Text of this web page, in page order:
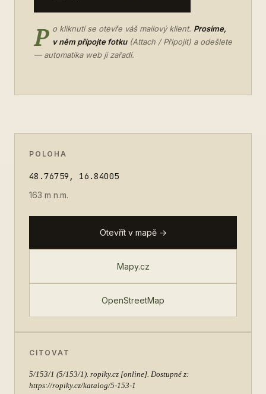
P o kliknutí se otevře váš mailový klient. Prosíme,
v něm připojte fotku(Attach / Připojit) a odešlete
— automatika web ji zařadí.
POLOHA
48.76759, 16.84005
163 m n.m.
Otevřít v mapě →
Mapy.cz
OpenStreetMap
CITOVAT
5/153/1 (5/153/1). ropiky.cz [online]. Dostupné z:
https://ropiky.cz/katalog/5-153-1